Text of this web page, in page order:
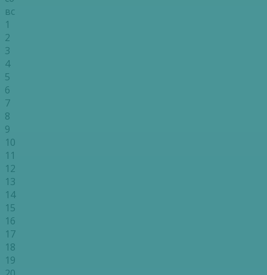
вс
1
2
3
4
5
6
7
8
9
10
11
12
13
14
15
16
17
18
19